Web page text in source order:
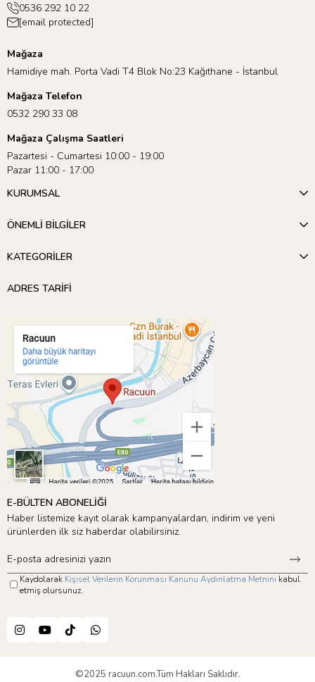
0536 292 10 22
[email protected]
Mağaza
Hamidiye mah. Porta Vadi T4 Blok No:23 Kağıthane - İstanbul
Mağaza Telefon
0532 290 33 08
Mağaza Çalışma Saatleri
Pazartesi - Cumartesi 10:00 - 19:00
Pazar 11:00 - 17:00
KURUMSAL
ÖNEMLİ BİLGİLER
KATEGORİLER
ADRES TARİFİ
E-BÜLTEN ABONELİĞİ
Haber listemize kayıt olarak kampanyalardan, indirim ve yeni
ürünlerden ilk siz haberdar olabilirsiniz.
Kaydolarak Kişisel Verilerin Korunması Kanunu Aydınlatma Metnini kabul
etmiş olursunuz.
©2025 racuun.com.Tüm Hakları Saklıdır.